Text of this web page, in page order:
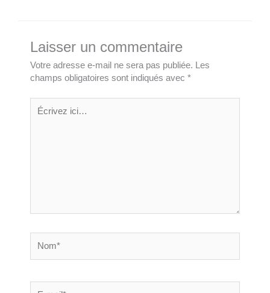
Laisser un commentaire
Votre adresse e-mail ne sera pas publiée.
Les
champs obligatoires sont indiqués avec *
ici…